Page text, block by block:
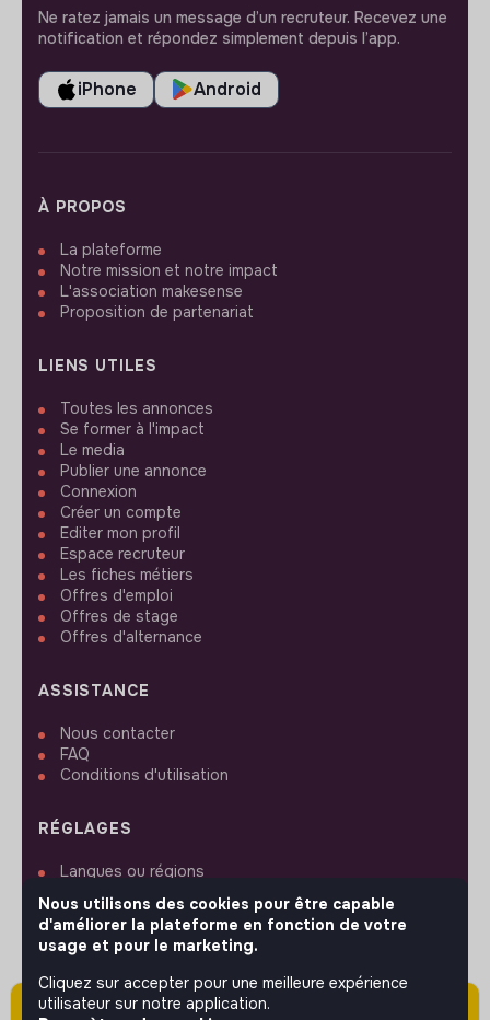
Attention cette annonce a été publiée il y a
Ne ratez jamais un message d’un recruteur. Recevez une
notification et répondez simplement depuis l’app.
iPhone Android
À PROPOS
La plateforme
Notre mission et notre impact
L'association makesense
Proposition de partenariat
LIENS UTILES
Toutes les annonces
Se former à l'impact
Le media
Publier une annonce
Connexion
Créer un compte
Editer mon profil
Espace recruteur
Les fiches métiers
Offres d'emploi
Offres de stage
Offres d'alternance
ASSISTANCE
Nous contacter
FAQ
Conditions d'utilisation
RÉGLAGES
Langues ou régions
Plan du site
Paramètres des cookies
Nous utilisons des cookies pour être capable
d'améliorer la plateforme en fonction de votre
usage et pour le marketing.
Cliquez sur accepter pour une meilleure expérience
utilisateur sur notre application.